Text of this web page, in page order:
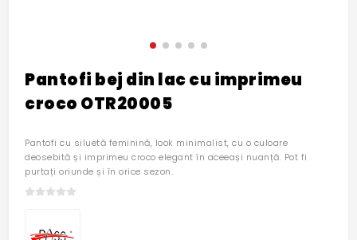
Pantofi bej din lac cu imprimeu
croco OTR20005
Pantofi cu siluetă feminină, look minimalist, cu o culoare
deosebită și imprimeu croco elegant în aceeași nuanță. Pot fi
purtați oriunde și în orice sezon.